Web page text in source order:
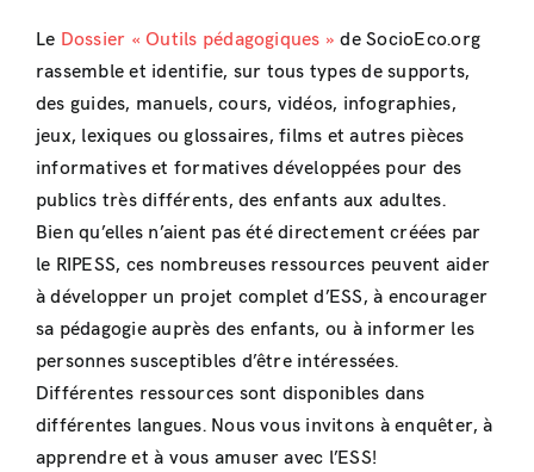
Le Dossier « Outils pédagogiques » de SocioEco.org
rassemble et identifie, sur tous types de supports,
des guides, manuels, cours, vidéos, infographies,
jeux, lexiques ou glossaires, films et autres pièces
informatives et formatives développées pour des
publics très différents, des enfants aux adultes.
Bien qu’elles n’aient pas été directement créées par
le RIPESS, ces nombreuses ressources peuvent aider
à développer un projet complet d’ESS, à encourager
sa pédagogie auprès des enfants, ou à informer les
personnes susceptibles d’être intéressées.
Différentes ressources sont disponibles dans
différentes langues. Nous vous invitons à enquêter, à
apprendre et à vous amuser avec l’ESS!